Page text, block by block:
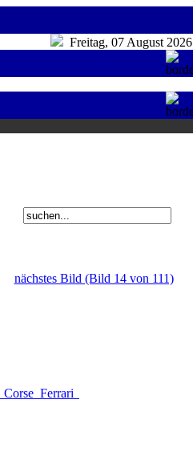
Freitag, 07 August 2026
nächstes Bild (Bild 14 von 111)